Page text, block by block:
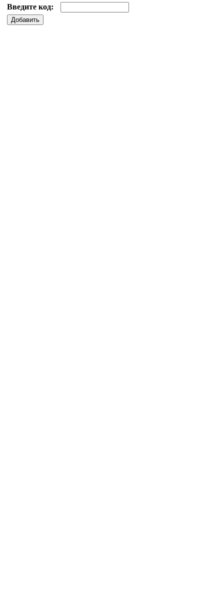
Введите код:
Добавить